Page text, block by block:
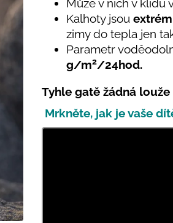
Může v nich v klidu
Kalhoty jsou
zimy do tepla jen
Parametr
g/m2/24hod.
Tyhle gatě žádná
Mrkněte, jak je vaše
435 Kč